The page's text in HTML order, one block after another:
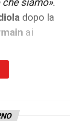
dopo la
ai
con l’Italia
.